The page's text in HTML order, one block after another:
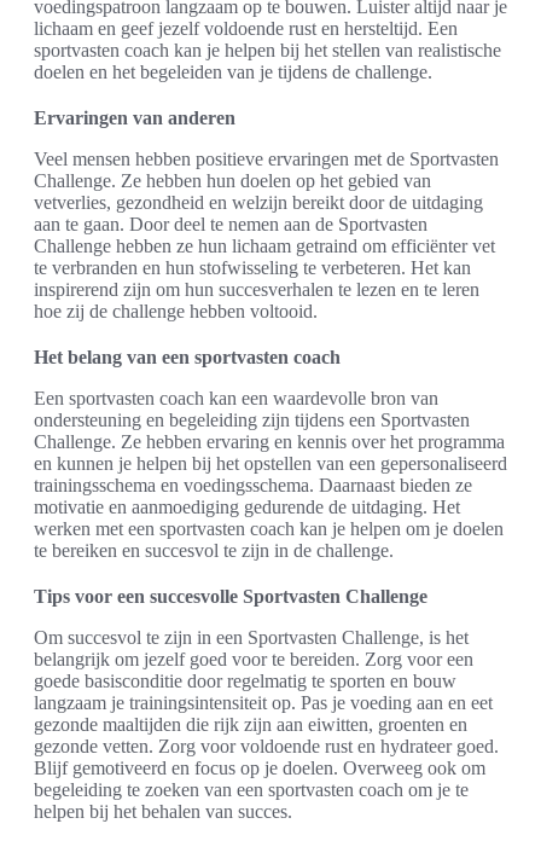
voedingspatroon langzaam op te bouwen. Luister altijd naar je
lichaam en geef jezelf voldoende rust en hersteltijd. Een
sportvasten coach kan je helpen bij het stellen van realistische
doelen en het begeleiden van je tijdens de challenge.
Ervaringen van anderen
Veel mensen hebben positieve ervaringen met de Sportvasten
Challenge. Ze hebben hun doelen op het gebied van
vetverlies, gezondheid en welzijn bereikt door de uitdaging
aan te gaan. Door deel te nemen aan de Sportvasten
Challenge hebben ze hun lichaam getraind om efficiënter vet
te verbranden en hun stofwisseling te verbeteren. Het kan
inspirerend zijn om hun succesverhalen te lezen en te leren
hoe zij de challenge hebben voltooid.
Het belang van een sportvasten coach
Een sportvasten coach kan een waardevolle bron van
ondersteuning en begeleiding zijn tijdens een Sportvasten
Challenge. Ze hebben ervaring en kennis over het programma
en kunnen je helpen bij het opstellen van een gepersonaliseerd
trainingsschema en voedingsschema. Daarnaast bieden ze
motivatie en aanmoediging gedurende de uitdaging. Het
werken met een sportvasten coach kan je helpen om je doelen
te bereiken en succesvol te zijn in de challenge.
Tips voor een succesvolle Sportvasten Challenge
Om succesvol te zijn in een Sportvasten Challenge, is het
belangrijk om jezelf goed voor te bereiden. Zorg voor een
goede basisconditie door regelmatig te sporten en bouw
langzaam je trainingsintensiteit op. Pas je voeding aan en eet
gezonde maaltijden die rijk zijn aan eiwitten, groenten en
gezonde vetten. Zorg voor voldoende rust en hydrateer goed.
Blijf gemotiveerd en focus op je doelen. Overweeg ook om
begeleiding te zoeken van een sportvasten coach om je te
helpen bij het behalen van succes.